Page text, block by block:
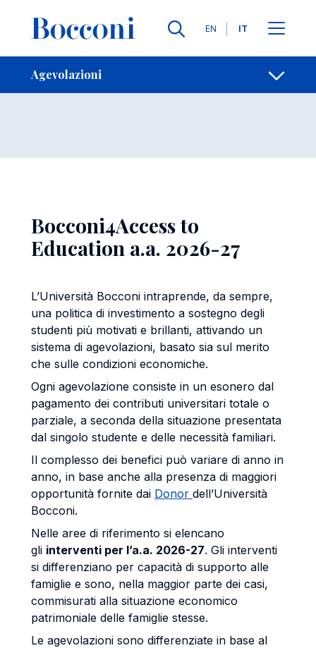
Lingue
EN IT
Agevolazioni
Briciole di pane
Agevolazioni
Bocconi4Access to
Education a.a. 2026-27
L’Università Bocconi intraprende, da sempre,
una politica di investimento a sostegno degli
studenti più motivati e brillanti, attivando un
sistema di agevolazioni, basato sia sul merito
che sulle condizioni economiche.
Ogni agevolazione consiste in un esonero dal
pagamento dei contributi universitari totale o
parziale, a seconda della situazione presentata
dal singolo studente e delle necessità familiari.
Il complesso dei benefici può variare di anno in
anno, in base anche alla presenza di maggiori
opportunità fornite dai Donor dell’Università
Bocconi.
Nelle aree di riferimento si elencano
gli interventi per l’a.a. 2026-27. Gli interventi
si differenziano per capacità di supporto alle
famiglie e sono, nella maggior parte dei casi,
commisurati alla situazione economico
patrimoniale delle famiglie stesse.
Le agevolazioni sono differenziate in base al